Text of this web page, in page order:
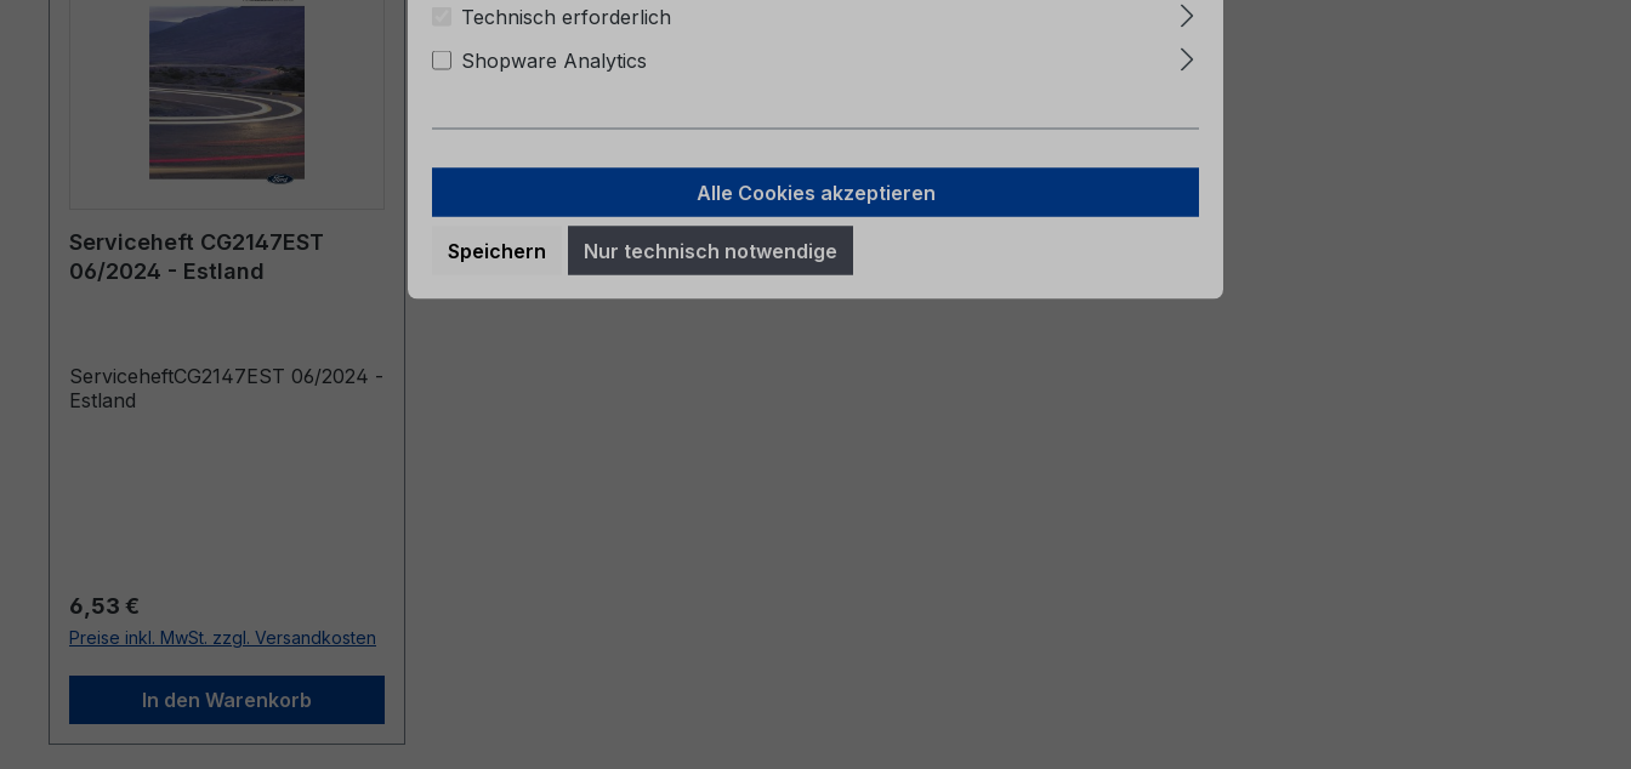
Serviceheft CG2147EST
06/2024 - Estland
ServiceheftCG2147EST 06/2024 -
Estland
Regulärer Preis:
6,53 €
Preise inkl. MwSt. zzgl. Versandkosten
In den Warenkorb
Technisch erforderlich
Shopware Analytics
Alle Cookies akzeptieren
Speichern Nur technisch notwendige